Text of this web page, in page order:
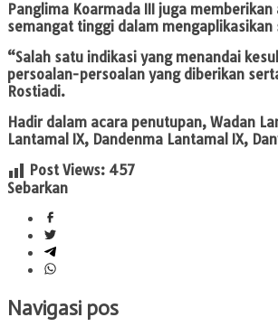
Panglima Koarmada III juga
semangat tinggi dalam
“Salah satu indikasi yang menandai
persoalan-persoalan yang diberikan
Rostiadi.
Hadir dalam acara penutupan, Wadan
Lantamal IX, Dandenma Lantamal IX,
Post Views: 457
Sebarkan
Navigasi pos